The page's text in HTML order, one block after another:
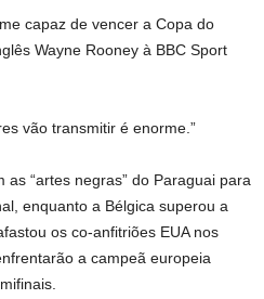
capaz de vencer a Copa do
Wayne Rooney à BBC Sport
vão transmitir é enorme.”
“artes negras” do Paraguai para
enquanto a Bélgica superou a
os co-anfitriões EUA nos
a campeã europeia